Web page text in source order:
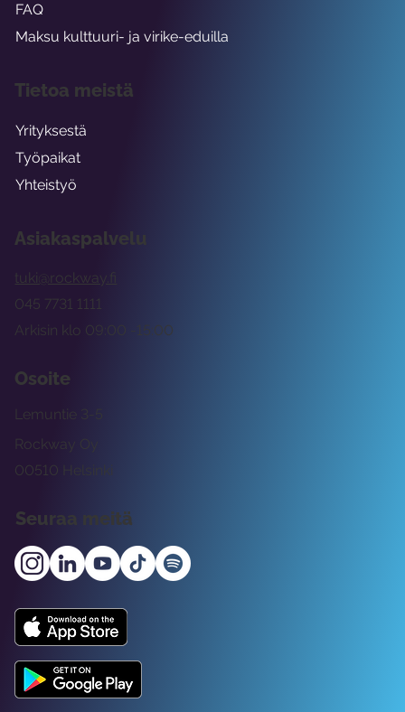
Asiakaspalvelu
tuki@rockway.fi
Arkisin klo 09:00 -15:00
045 7731 1111
Osoite
Rockway Oy
Lemuntie 3-5
00510 Helsinki
Seuraa meitä
FAQ
Maksu kulttuuri- ja virike-eduilla
Tietoa meistä
Yrityksestä
Työpaikat
Yhteistyö